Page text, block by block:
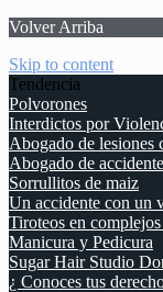
Volver Arriba
Skip to content
Tendencia
Polvorones
Interdictos por
Abogado de lesiones
Abogado de
Sorrullitos de maiz
Un accidente con un
Tiroteos en
Manicura y Pedicura
Sugar Hair Studio
¿ Conoces tus